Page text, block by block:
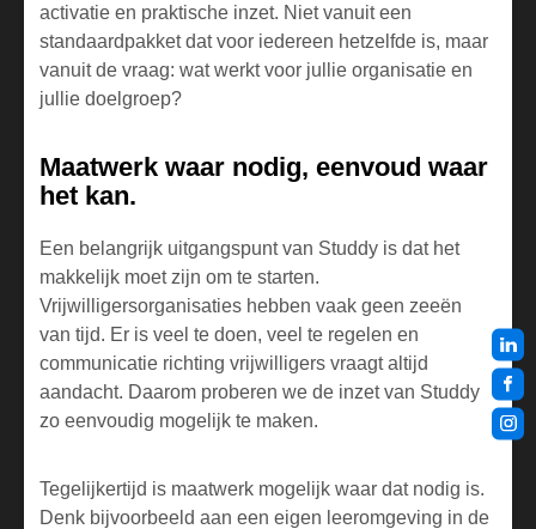
activatie en praktische inzet. Niet vanuit een
standaardpakket dat voor iedereen hetzelfde is, maar
vanuit de vraag: wat werkt voor jullie organisatie en
jullie doelgroep?
Maatwerk waar nodig, eenvoud waar
het kan.
Een belangrijk uitgangspunt van Studdy is dat het
makkelijk moet zijn om te starten.
Vrijwilligersorganisaties hebben vaak geen zeeën
van tijd. Er is veel te doen, veel te regelen en
communicatie richting vrijwilligers vraagt altijd
aandacht. Daarom proberen we de inzet van Studdy
zo eenvoudig mogelijk te maken.
Tegelijkertijd is maatwerk mogelijk waar dat nodig is.
Denk bijvoorbeeld aan een eigen leeromgeving in de